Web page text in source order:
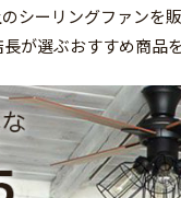
シーリングファンを
長が選ぶおすすめ商品を